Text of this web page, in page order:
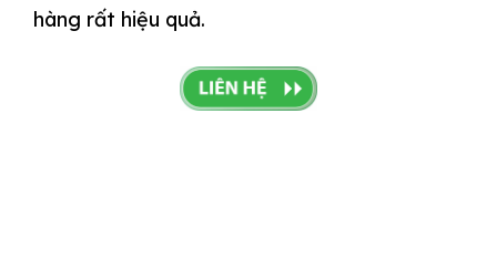
hàng rất hiệu quả.